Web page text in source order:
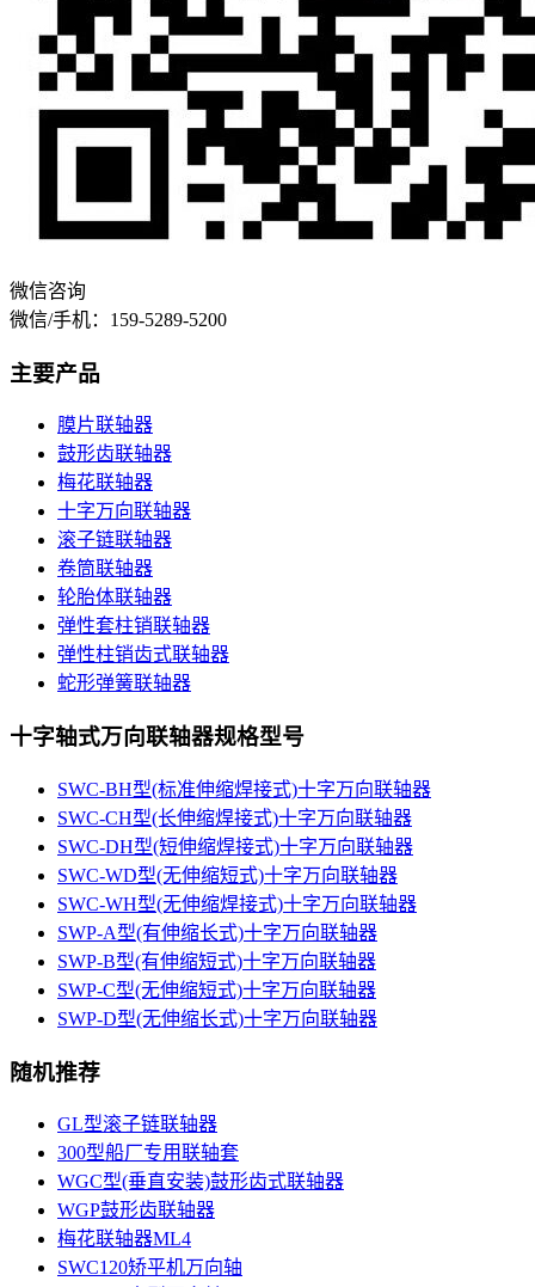
微信咨询
微信/手机：159-5289-5200
主要产品
膜片联轴器
鼓形齿联轴器
梅花联轴器
十字万向联轴器
滚子链联轴器
卷筒联轴器
轮胎体联轴器
弹性套柱销联轴器
弹性柱销齿式联轴器
蛇形弹簧联轴器
十字轴式万向联轴器规格型号
SWC-BH型(标准伸缩焊接式)十字万向联轴器
SWC-CH型(长伸缩焊接式)十字万向联轴器
SWC-DH型(短伸缩焊接式)十字万向联轴器
SWC-WD型(无伸缩短式)十字万向联轴器
SWC-WH型(无伸缩焊接式)十字万向联轴器
SWP-A型(有伸缩长式)十字万向联轴器
SWP-B型(有伸缩短式)十字万向联轴器
SWP-C型(无伸缩短式)十字万向联轴器
SWP-D型(无伸缩长式)十字万向联轴器
随机推荐
GL型滚子链联轴器
300型船厂专用联轴套
WGC型(垂直安装)鼓形齿式联轴器
WGP鼓形齿联轴器
梅花联轴器ML4
SWC120矫平机万向轴